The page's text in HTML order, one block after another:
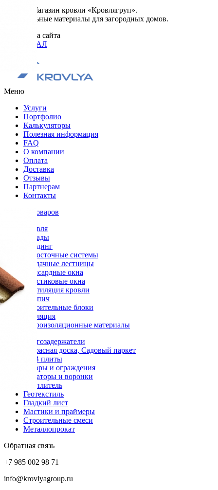
© 2026. Магазин кровли «Кровлягруп».
Строительные материалы для загородных домов.
Разработка сайта
ОРИГИНАЛ
Меню
Услуги
Портфолио
Калькуляторы
Полезная информация
FAQ
О компании
Оплата
Доставка
Отзывы
Партнерам
Контакты
Каталог товаров
Кровля
Фасады
Сайдинг
Водосточные системы
Чердачные лестницы
Мансардные окна
Пластиковые окна
Вентиляция кровли
Кирпич
Строительные блоки
Изоляция
Гидроизоляционные материалы
Снегозадержатели
Террасная доска, Садовый паркет
OSB плиты
Заборы и ограждения
Аэраторы и воронки
Утеплитель
Геотекстиль
Гладкий лист
Мастики и праймеры
Строительные смеси
Металлопрокат
Обратная связь
+7 985 002 98 71
info@krovlyagroup.ru